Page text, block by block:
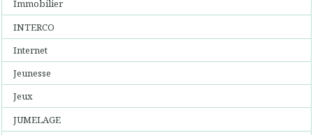
Immobilier
INTERCO
Internet
Jeunesse
Jeux
JUMELAGE